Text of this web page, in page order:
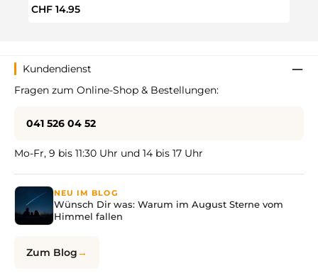
Regulärer Preis:
CHF 14.95
Kundendienst
Fragen zum Online-Shop & Bestellungen:
041 526 04 52
Mo-Fr, 9 bis 11:30 Uhr und 14 bis 17 Uhr
NEU IM BLOG
Wünsch Dir was: Warum im August Sterne vom
Himmel fallen
Zum Blog